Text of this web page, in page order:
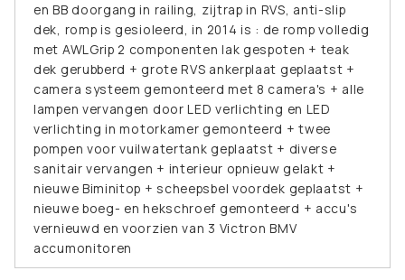
en BB doorgang in railing, zijtrap in RVS, anti-slip
dek, romp is gesioleerd, in 2014 is : de romp volledig
met AWLGrip 2 componenten lak gespoten + teak
dek gerubberd + grote RVS ankerplaat geplaatst +
camera systeem gemonteerd met 8 camera's + alle
lampen vervangen door LED verlichting en LED
verlichting in motorkamer gemonteerd + twee
pompen voor vuilwatertank geplaatst + diverse
sanitair vervangen + interieur opnieuw gelakt +
nieuwe Biminitop + scheepsbel voordek geplaatst +
nieuwe boeg- en hekschroef gemonteerd + accu's
vernieuwd en voorzien van 3 Victron BMV
accumonitoren